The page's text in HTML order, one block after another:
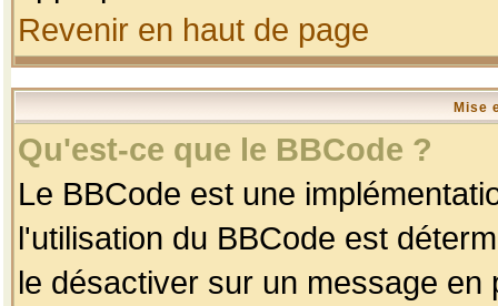
Revenir en haut de page
Mise
Qu'est-ce que le BBCode ?
Le BBCode est une
l'utilisation du BBCode est
le désactiver sur un message